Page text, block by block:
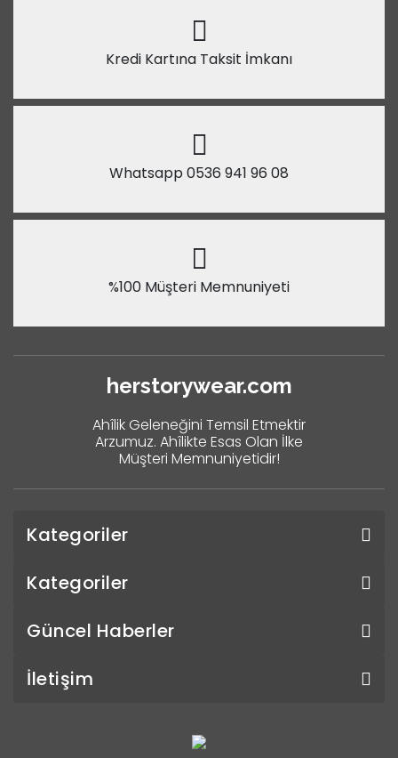
Kredi Kartına Taksit İmkanı
Whatsapp 0536 941 96 08
%100 Müşteri Memnuniyeti
herstorywear.com
Ahîlik Geleneğini Temsil Etmektir
Arzumuz. Ahîlikte Esas Olan İlke
Müşteri Memnuniyetidir!
Kategoriler
Kategoriler
Güncel Haberler
İletişim